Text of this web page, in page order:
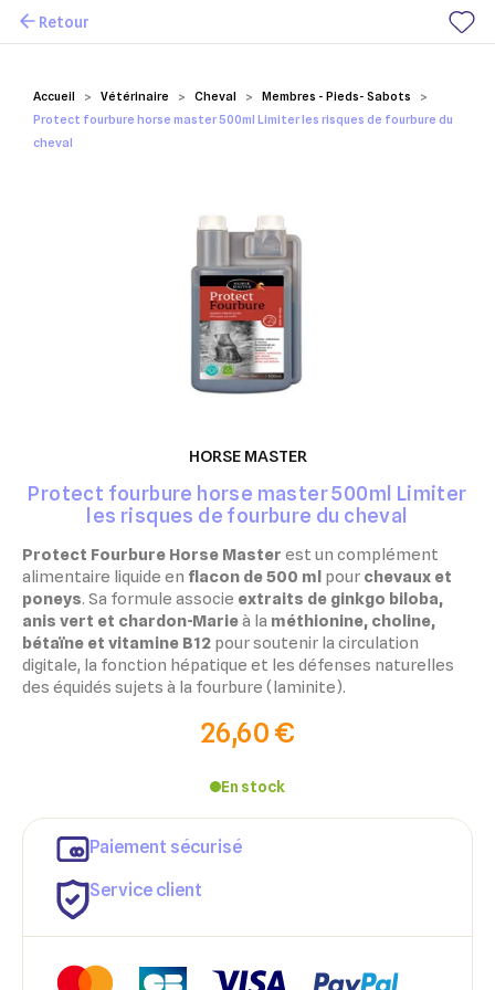
Mes favoris
Accueil Vétérinaire Cheval
Membres - Pieds- Sabots
Protect fourbure horse master 500ml Limiter les risques de fourbure du
cheval
Retour
HORSE MASTER
Protect fourbure horse master 500ml Limiter
les risques de fourbure du cheval
Protect Fourbure Horse Master est un complément
alimentaire liquide en flacon de 500 ml pour chevaux et
poneys. Sa formule associe extraits de ginkgo biloba,
anis vert et chardon-Marieà la méthionine, choline,
bétaïne et vitamine B12 pour soutenir la circulation
digitale, la fonction hépatique et les défenses naturelles
des équidés sujets à la fourbure (laminite).
26,60 €
En stock
Paiement sécurisé
Service client